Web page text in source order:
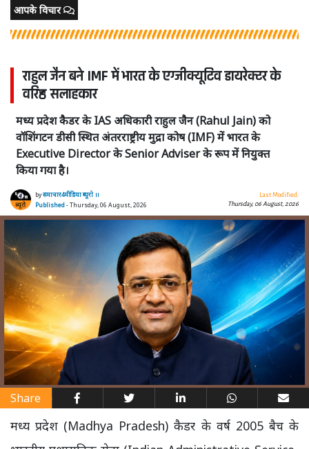
आपके विचार
राहुल जैन बने IMF में भारत के एग्जीक्यूटिव डायरेक्टर के
वरिष्ठ सलाहकार
मध्य प्रदेश कैडर के IAS अधिकारी राहुल जैन (Rahul Jain) को
वॉशिंगटन डीसी स्थित अंतरराष्ट्रीय मुद्रा कोष (IMF) में भारत के
Executive Director के Senior Adviser के रूप में नियुक्त
किया गया है।
byसमाचार4मीडिया ब्यूरो ।।
Published- Thursday, 06 August, 2026
Last Modified:
Thursday, 06 August, 2026
Share
मध्य प्रदेश (Madhya Pradesh) कैडर के वर्ष 2005 बैच के